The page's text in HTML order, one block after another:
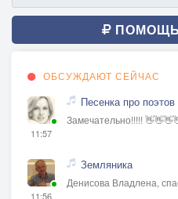
ОБСУЖДАЮТ СЕЙЧАС
11:57
Песенка про поэтов
Замечательно!!!!!
11:56
Земляника
Денисова Владлена,